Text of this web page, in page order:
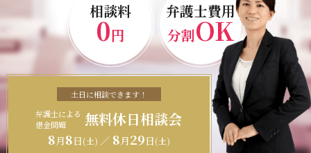
相談料
0円
弁護士費用
分割OK
土日に相談できます！
弁護士による
借金問題
無料休日相談会
8月8日(土) ／ 8月29日(土)